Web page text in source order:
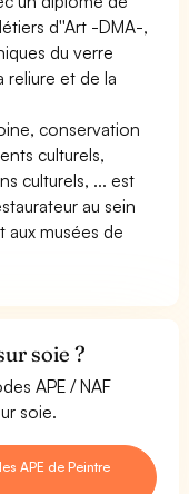
d''Art -DMA-,
du verre
reliure et de la
conservation
culturels,
culturels, ... est
au sein
aux musées de
soie ?
APE / NAF
soie.
APE de Peintre